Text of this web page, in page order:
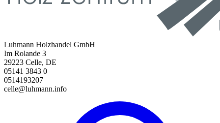
Luhmann Holzhandel GmbH
Im Rolande 3
29223 Celle, DE
05141 3843 0
0514193207
celle@luhmann.info